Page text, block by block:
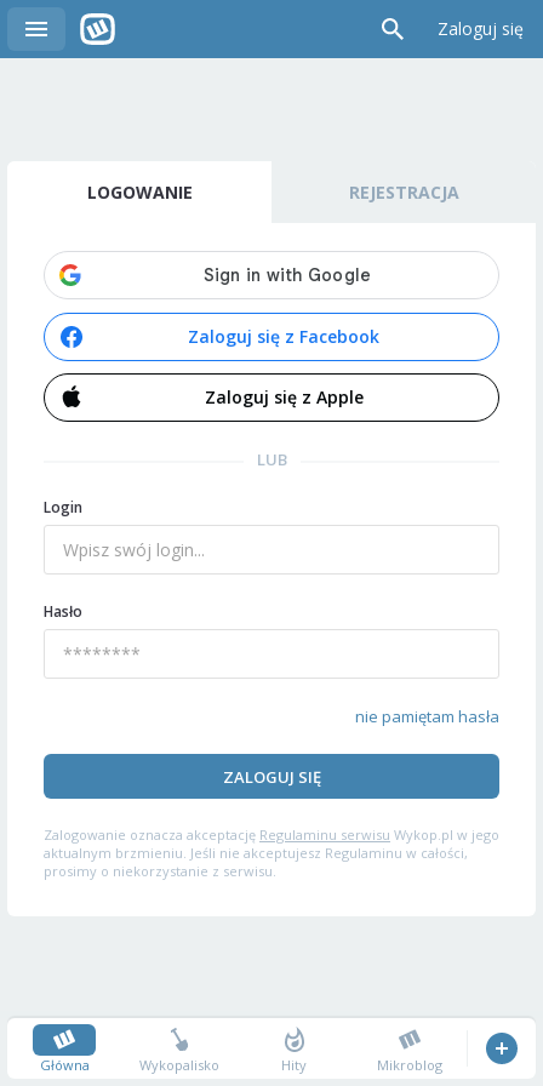
Zaloguj się
LOGOWANIE REJESTRACJA
Zaloguj się z Facebook
Zaloguj się z Apple
LUB
Login
Hasło
nie pamiętam hasła
ZALOGUJ SIĘ
Zalogowanie oznacza akceptację Regulaminu serwisu Wykop.pl w jego
aktualnym brzmieniu. Jeśli nie akceptujesz Regulaminu w całości,
prosimy o niekorzystanie z serwisu.
Główna Wykopalisko Hity Mikroblog